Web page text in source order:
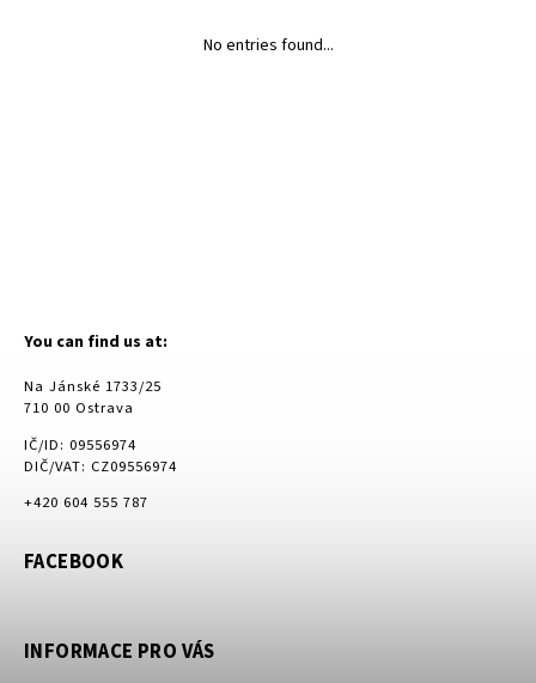
No entries found...
You can find us at:
Na Jánské 1733/25
710 00 Ostrava
IČ/ID: 09556974
DIČ/VAT: CZ09556974
+420 604 555 787
FACEBOOK
INFORMACE PRO VÁS